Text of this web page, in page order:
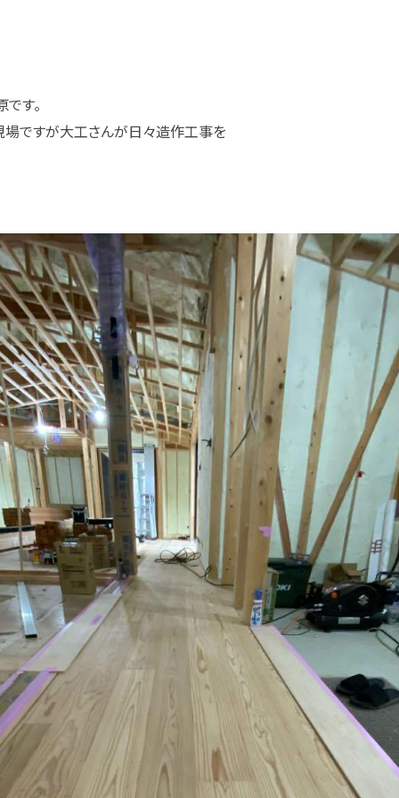
す。
ですが大工さんが日々造作工事を